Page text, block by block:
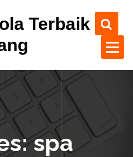
Terbaik
spa